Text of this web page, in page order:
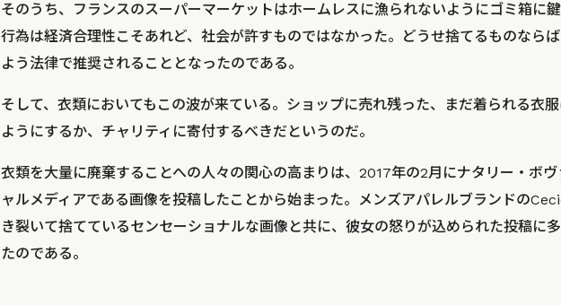
そのうち、フランスのスーパーマーケットはホームレスに漁られないようにゴミ箱に
行為は経済合理性こそあれど、社会が許すものではなかった。どうせ捨てるものなら
よう法律で推奨されることとなったのである。
そして、衣類においてもこの波が来ている。ショップに売れ残った、まだ着られる衣
ようにするか、チャリティに寄付するべきだというのだ。
衣類を大量に廃棄することへの人々の関心の高まりは、2017年の2月にナタリー・ボ
ャルメディアである画像を投稿したことから始まった。メンズアパレルブランドの
き裂いて捨てているセンセーショナルな画像と共に、彼女の怒りが込められた投稿に
たのである。